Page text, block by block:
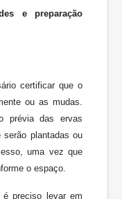
e preparação
certificar que o
ou as mudas.
prévia das ervas
serão plantadas ou
uma vez que
o espaço.
preciso levar em